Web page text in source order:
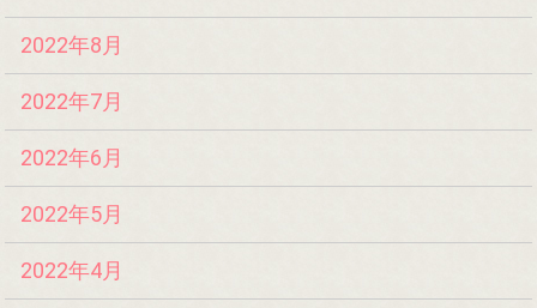
2022年8月
2022年7月
2022年6月
2022年5月
2022年4月